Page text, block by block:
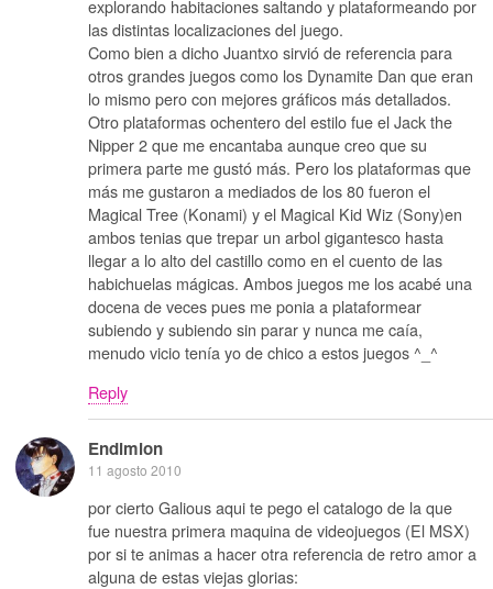
explorando habitaciones saltando y plataformeando por
las distintas localizaciones del juego.
Como bien a dicho Juantxo sirvió de referencia para
otros grandes juegos como los Dynamite Dan que eran
lo mismo pero con mejores gráficos más detallados.
Otro plataformas ochentero del estilo fue el Jack the
Nipper 2 que me encantaba aunque creo que su
primera parte me gustó más. Pero los plataformas que
más me gustaron a mediados de los 80 fueron el
Magical Tree (Konami) y el Magical Kid Wiz (Sony)en
ambos tenias que trepar un arbol gigantesco hasta
llegar a lo alto del castillo como en el cuento de las
habichuelas mágicas. Ambos juegos me los acabé una
docena de veces pues me ponia a plataformear
subiendo y subiendo sin parar y nunca me caía,
menudo vicio tenía yo de chico a estos juegos ^_^
Reply
Endimion
11 agosto 2010
por cierto Galious aqui te pego el catalogo de la que
fue nuestra primera maquina de videojuegos (El MSX)
por si te animas a hacer otra referencia de retro amor a
alguna de estas viejas glorias: